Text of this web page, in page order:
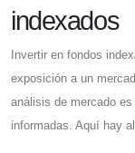
indexados
Invertir en fondos
exposición a un
análisis de mercado
informadas. Aquí hay